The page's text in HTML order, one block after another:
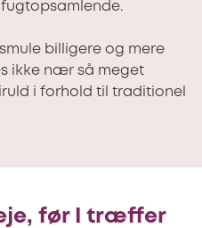
billigere og mere
ikke nær så meget
i forhold til traditionel
før I træffer